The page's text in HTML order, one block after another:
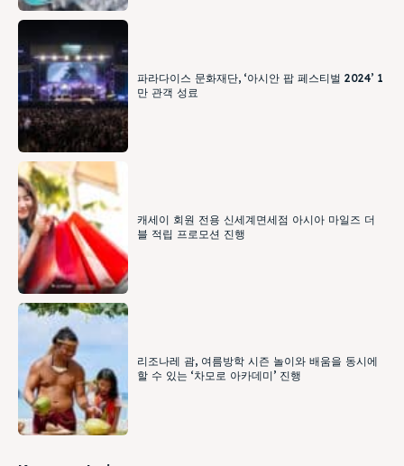
파라다이스 문화재단, ‘아시안 팝 페스티벌 2024’ 1
만 관객 성료
캐세이 회원 전용 신세계면세점 아시아 마일즈 더
블 적립 프로모션 진행
리조나레 괌, 여름방학 시즌 놀이와 배움을 동시에
할 수 있는 ‘차모로 아카데미’ 진행